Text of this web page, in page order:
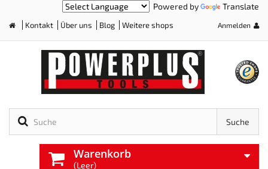
Powered by Translate
Kontakt Über uns Blog Weitere shops Anmelden
Suche
Warenkorb
(Leer)